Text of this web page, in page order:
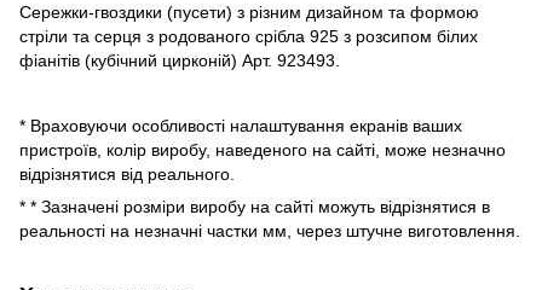
Сережки-гвоздики (пусети) з різним дизайном та формою
стріли та серця з родованого срібла 925 з розсипом білих
фіанітів (кубічний цирконій) Арт. 923493.
* Враховуючи особливості налаштування екранів ваших
пристроїв, колір виробу, наведеного на сайті, може незначно
відрізнятися від реального.
* * Зазначені розміри виробу на сайті можуть відрізнятися в
реальності на незначні частки мм, через штучне виготовлення.